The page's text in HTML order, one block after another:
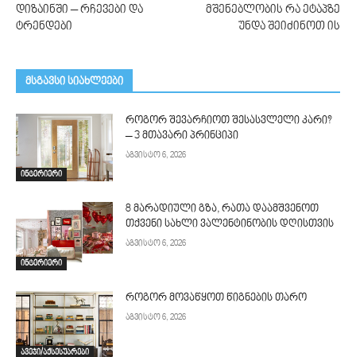
დიზაინში – რჩევები და
ტრენდები
მშენებლობის რა ეტაპზე
უნდა შეიძინოთ ის
მსგავსი სიახლეები
ინტერიერი
როგორ შევარჩიოთ შესასვლელი კარი?
– 3 მთავარი პრინციპი
აგვისტო 6, 2026
ინტერიერი
8 მარადიული გზა, რათა დაამშვენოთ
თქვენი სახლი ვალენტინობის დღისთვის
აგვისტო 6, 2026
ავეჯი/აქსესუარები
როგორ მოვაწყოთ წიგნების თარო
აგვისტო 6, 2026